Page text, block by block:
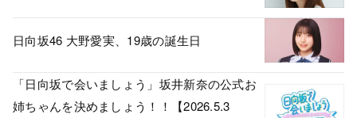
日向坂46 大野愛実、19歳の誕生日
「日向坂で会いましょう」坂井新奈の公式お
姉ちゃんを決めましょう！！【2026.5.3